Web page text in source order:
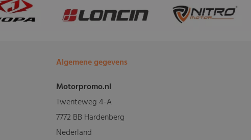
Algemene gegevens
Motorpromo.nl
Twenteweg 4-A
7772 BB Hardenberg
Nederland